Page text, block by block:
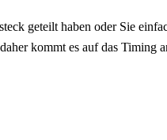
geteilt haben oder Sie
kommt es auf das Timing